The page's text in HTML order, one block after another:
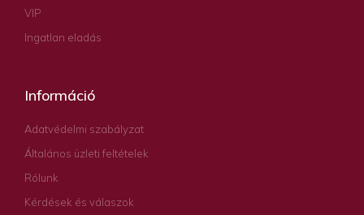
VIP
Ingatlan eladás
Információ
Adatvédelmi szabályzat
Általános üzleti feltételek
Rólunk
Kérdések és válaszok